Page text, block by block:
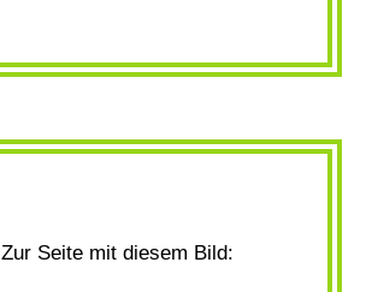
Zur Seite mit diesem Bild: